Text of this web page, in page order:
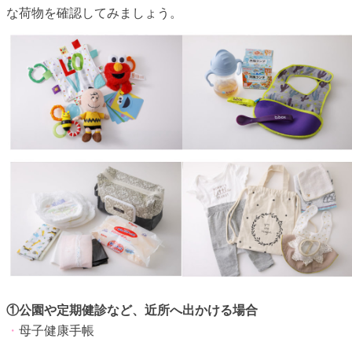
な荷物を確認してみましょう。
①公園や定期健診など、近所へ出かける場合
・ 母子健康手帳